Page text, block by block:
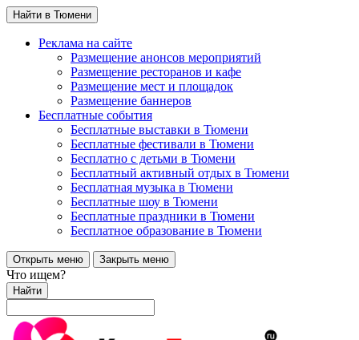
Найти в Тюмени
Реклама на сайте
Размещение анонсов мероприятий
Размещение ресторанов и кафе
Размещение мест и площадок
Размещение баннеров
Бесплатные события
Бесплатные выставки в Тюмени
Бесплатные фестивали в Тюмени
Бесплатно с детьми в Тюмени
Бесплатный активный отдых в Тюмени
Бесплатная музыка в Тюмени
Бесплатные шоу в Тюмени
Бесплатные праздники в Тюмени
Бесплатное образование в Тюмени
Открыть меню Закрыть меню
Что ищем?
Найти